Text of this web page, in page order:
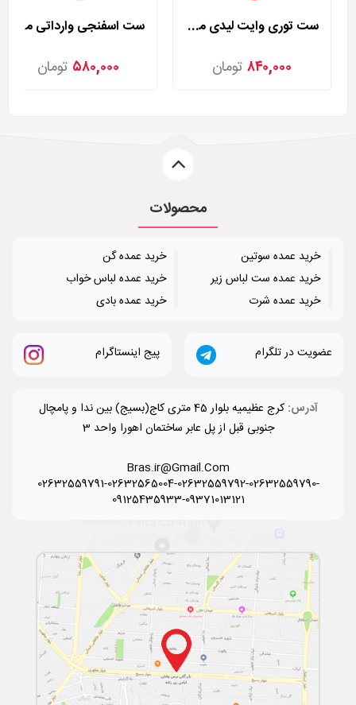
ست توری وایت لیدی مدل 40
۸۴۰,۰۰۰ تومان
ست اسفنجی وارداتی مدل 138
۵۸۰,۰۰۰ تومان
محصولات
خرید عمده سوتین
خرید عمده ست لباس زیر
خرید عمده شرت
خرید عمده گن
خرید عمده لباس خواب
خرید عمده بادی
عضویت در تلگرام پیج اینستاگرام
آدرس:
کرج عظیمیه بلوار 45 متری کاج(بسیج) بین ندا و پامچال
جنوبی قبل از پل عابر ساختمان اهورا واحد 3
Bras.ir@Gmail.Com
02632559791-02632565004-02632559792-02632559790-
09125435933-09371013121